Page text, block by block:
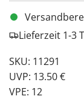
Lieferzeit 1-3
SKU: 11291
UVP: 13.50 €
VPE: 12